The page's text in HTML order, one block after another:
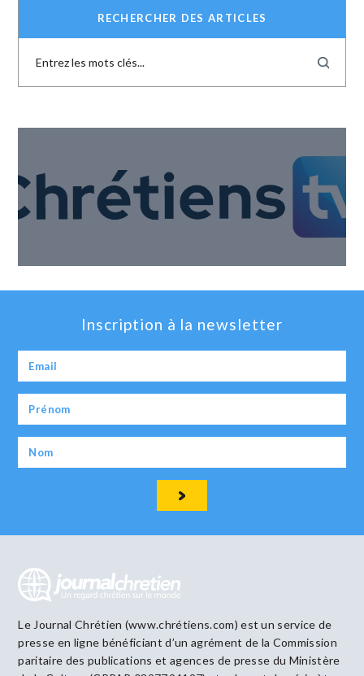
RECHERCHER DES ARTICLES
Inscription à la newsletter
Le Journal Chrétien (www.chrétiens.com) est un service de
presse en ligne bénéficiant d’un agrément de la Commission
paritaire des publications et agences de presse du Ministère